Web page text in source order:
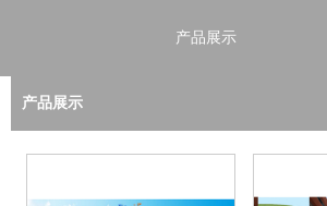
产品展示
产品展示